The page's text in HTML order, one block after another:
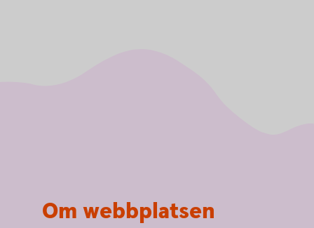
Om webbplatsen